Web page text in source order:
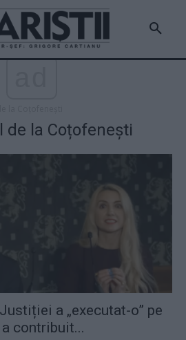
de la Coțofenești
a „executat-o” pe
contribuit...